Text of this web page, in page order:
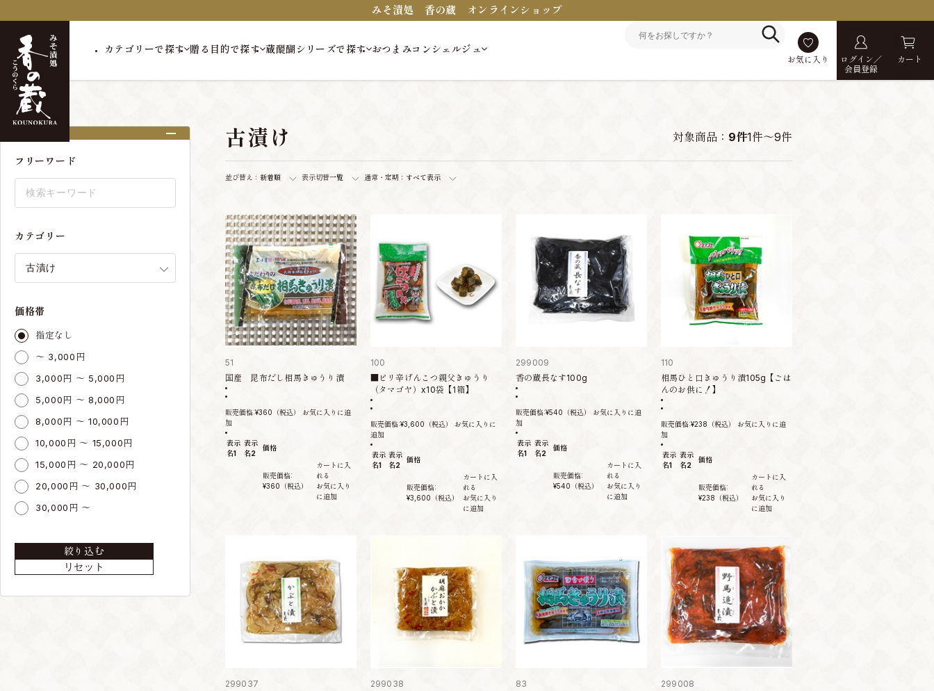
みそ漬処 香の蔵 オンラインショップ
カテゴリーで探す 贈る目的で探す 蔵醍醐シリーズで探す おつまみコンシェルジュ
お気に入り
ログイン／
会員登録
カート
トップ 古漬け
フリーワード
カテゴリー
価格帯
指定なし
～ 3,000円
3,000円 ～ 5,000円
5,000円 ～ 8,000円
8,000円 ～ 10,000円
10,000円 ～ 15,000円
15,000円 ～ 20,000円
20,000円 ～ 30,000円
30,000円 ～
絞り込む
リセット
古漬け 対象商品： 9件1件～9件
並び替え： 新着順 表示切替一覧 通常・定期： すべて表示
51
国産 昆布だし相馬きゅうり漬
販売価格:¥360 （税込）
お気に入りに追
加
表示
名1
表示
名2
価格
販売価格:
¥360 （税込）
カートに入
れる
お気に入り
に追加
100
■ピリ辛げんこつ親父きゅうり
（タマゴヤ）x10袋【1箱】
販売価格:¥3,600 （税込）
お気に入りに
追加
表示
名1
表示
名2
価格
販売価格:
¥3,600 （税込）
カートに入
れる
お気に入り
に追加
299009
香の蔵長なす100g
販売価格:¥540 （税込）
お気に入りに追
加
表示
名1
表示
名2
価格
販売価格:
¥540 （税込）
カートに入
れる
お気に入り
に追加
110
相馬ひと口きゅうり漬105g【ごは
んのお供に！】
販売価格:¥238 （税込）
お気に入りに追
加
表示
名1
表示
名2
価格
販売価格:
¥238 （税込）
カートに入
れる
お気に入り
に追加
299037
299038
83
299008